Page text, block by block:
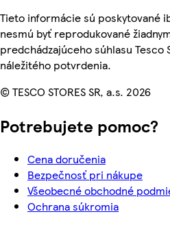
Tieto informácie sú poskytované
nesmú byť reprodukované
predchádzajúceho súhlasu Tesco
náležitého potvrdenia.
© TESCO STORES SR, a.s. 2026
Potrebujete pomoc?
Cena doručenia
Bezpečnosť pri nákupe
Všeobecné obchodné
Ochrana súkromia